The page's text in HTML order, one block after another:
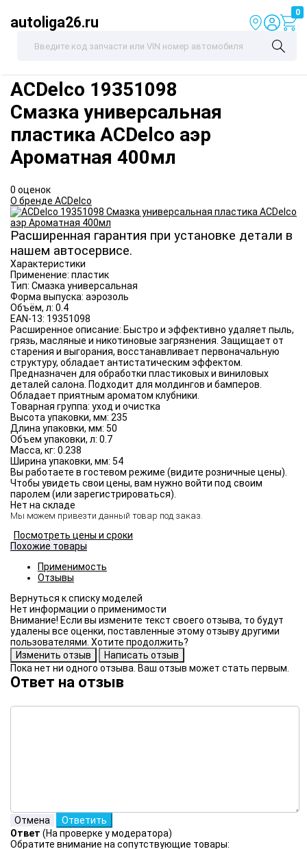
autoliga26.ru
0
ACDelco 19351098
Смазка универсальная
пластика ACDelco аэр
Ароматная 400мл
0 оценок
О бренде ACDelco
Расширенная гарантия при установке детали в
нашем автосервисе.
Характеристики
Применение: пластик
Тип: Смазка универсальная
Форма выпуска: аэрозоль
Объём, л: 0.4
EAN-13: 19351098
Расширенное описание: Быстро и эффективно удаляет пыль,
грязь, масляные и никотиновые загрязнения. Защищает от
старения и выгорания, восстанавливает первоначальную
структуру, обладает антистатическим эффектом.
Предназначен для обработки пластиковых и виниловых
деталей салона. Подходит для молдингов и бамперов.
Обладает приятным ароматом клубники.
Товарная группа: уход и очистка
Высота упаковки, мм: 235
Длина упаковки, мм: 50
Объем упаковки, л: 0.7
Масса, кг: 0.238
Ширина упаковки, мм: 54
Вы работаете в гостевом режиме (видите розничные цены).
Чтобы увидеть свои цены, вам нужно войти под своим
паролем (или зарегистрироваться).
Нет на складе
Мы можем привезти данный товар под заказ.
Посмотреть цены и сроки
Похожие товары
Применимость
Отзывы
Нет информации о применимости
Внимание! Если вы измените текст своего отзыва, то будут
удалены все оценки, поставленные этому отзыву другими
пользователями. Хотите продолжить?
Пока нет ни одного отзыва. Ваш отзыв может стать первым.
Ответ на отзыв
Ответ (На проверке у модератора)
Обратите внимание на сопутствующие товары: